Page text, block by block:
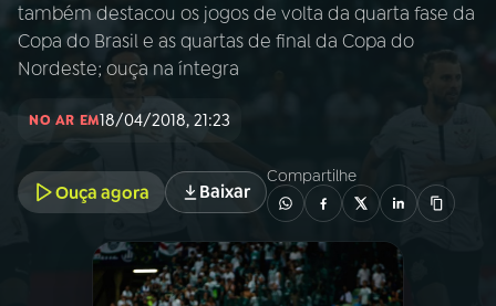
INÍCIO
02A RÁDIO
03PROGRAMAÇÃO
PROGRAMAS
também destacou os jogos de volta da quarta fase da
Copa do Brasil e as quartas de final da Copa do
Nordeste; ouça na íntegra
NO AR EM18/04/2018, 21:23
Ouça agora Baixar
Compartilhe